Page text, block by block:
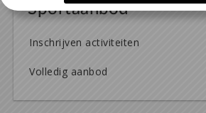
Sportaanbod
Inschrijven activiteiten
Volledig aanbod